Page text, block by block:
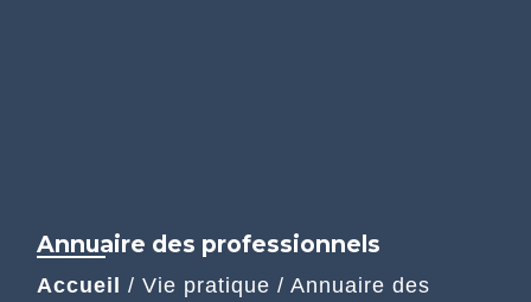
Annuaire des professionnels
Accueil / Vie pratique / Annuaire des